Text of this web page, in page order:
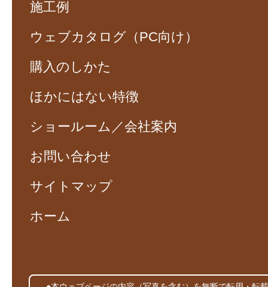
施工例
ウェブカタログ（PC向け）
購入のしかた
ほかにはない特徴
ショールーム／会社案内
お問い合わせ
サイトマップ
ホーム